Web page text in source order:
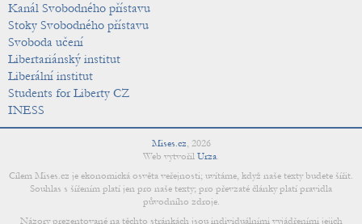
Kanál Svobodného přístavu
Stoky Svobodného přístavu
Svoboda učení
Libertariánský institut
Liberální institut
Students for Liberty CZ
INESS
Mises.cz, 2026
Web vytvořil Urza.
Cílem Mises.cz je ekonomická osvěta veřejnosti; uvítáme, když naše texty budete šířit.
Souhlas s šířením platí jen pro naše texty; pro převzaté články platí pravidla
původního zdroje.
Názory prezentované na těchto stránkách jsou individuálními vyjádřeními jejich